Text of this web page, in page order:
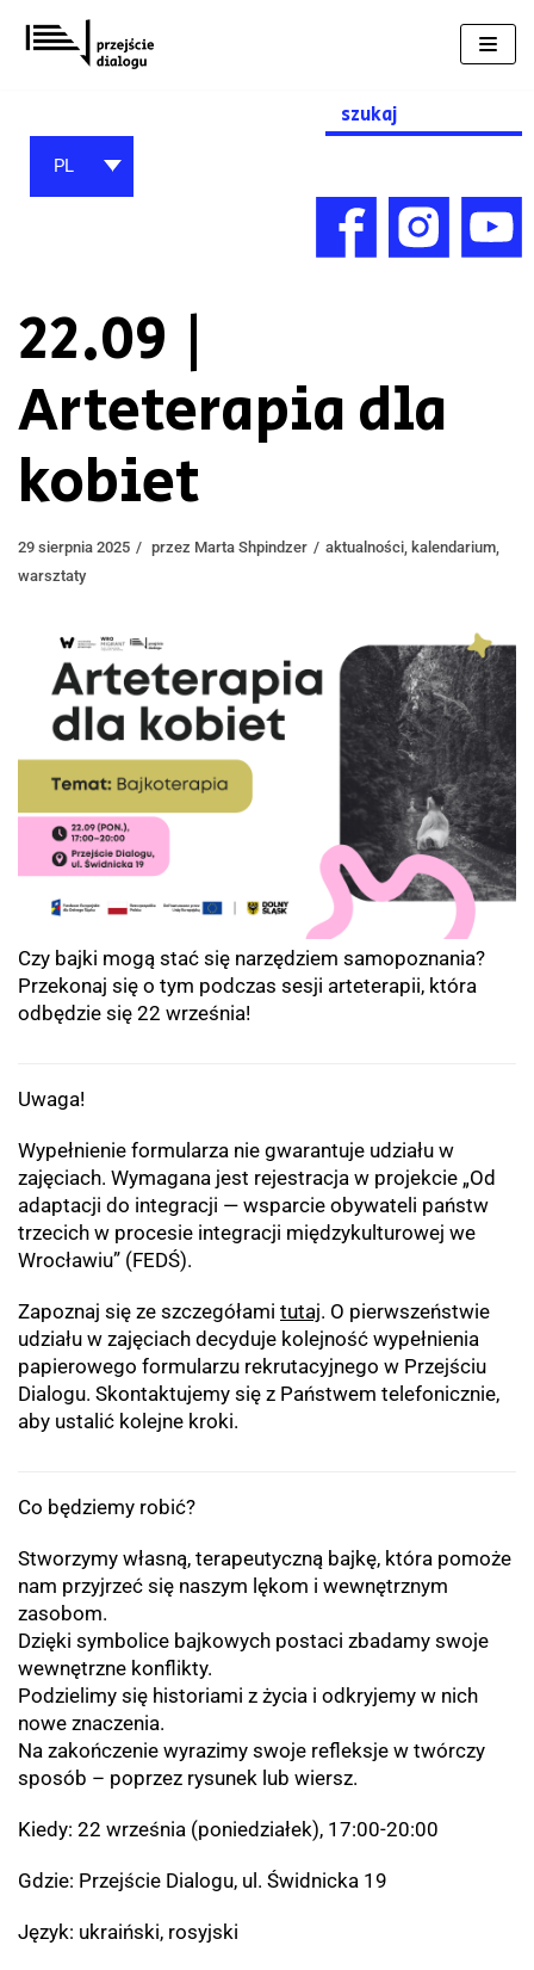
Przejdź
do
Search
for:
PL
22.09 |
Arteterapia dla
kobiet
29 sierpnia 2025 przez Marta Shpindzer aktualności kalendarium
warsztaty
Czy bajki mogą stać się narzędziem samopoznania?
Przekonaj się o tym podczas sesji arteterapii, która
odbędzie się 22 września!
Uwaga!
Wypełnienie formularza nie gwarantuje udziału w
zajęciach. Wymagana jest rejestracja w projekcie „Od
adaptacji do integracji — wsparcie obywateli państw
trzecich w procesie integracji międzykulturowej we
Wrocławiu” (FEDŚ).
Zapoznaj się ze szczegółami tutaj. O pierwszeństwie
udziału w zajęciach decyduje kolejność wypełnienia
papierowego formularzu rekrutacyjnego w Przejściu
Dialogu. Skontaktujemy się z Państwem telefonicznie,
aby ustalić kolejne kroki.
Co będziemy robić?
Stworzymy własną, terapeutyczną bajkę, która pomoże
nam przyjrzeć się naszym lękom i wewnętrznym
zasobom.
Dzięki symbolice bajkowych postaci zbadamy swoje
wewnętrzne konflikty.
Podzielimy się historiami z życia i odkryjemy w nich
nowe znaczenia.
Na zakończenie wyrazimy swoje refleksje w twórczy
sposób – poprzez rysunek lub wiersz.
Kiedy: 22 września (poniedziałek), 17:00-20:00
Gdzie: Przejście Dialogu, ul. Świdnicka 19
Język: ukraiński, rosyjski